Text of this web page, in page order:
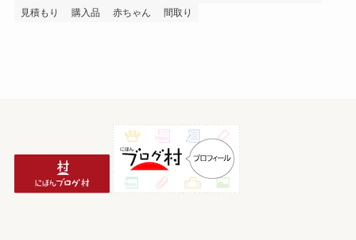
見積もり
購入品 赤ちゃん 間取り